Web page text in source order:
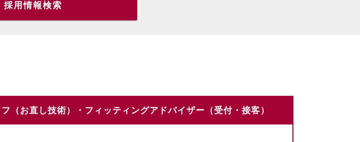
採用情報検索
（お直し技術）・フィッティングアドバイザー（受付・接客）